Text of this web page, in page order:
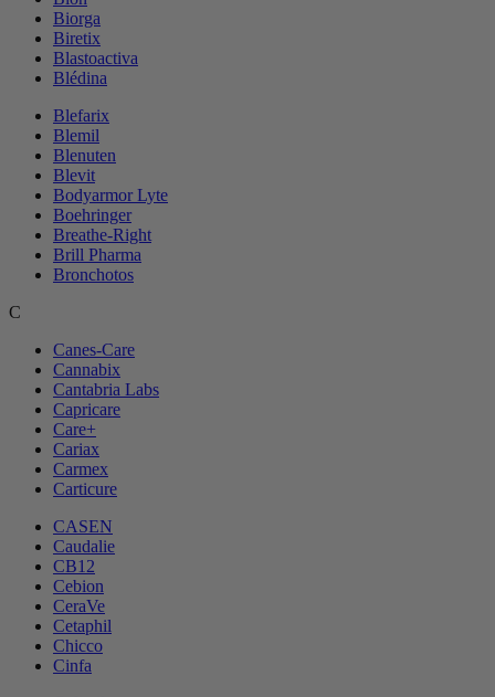
Biorga
Biretix
Blastoactiva
Blédina
Blefarix
Blemil
Blenuten
Blevit
Bodyarmor Lyte
Boehringer
Breathe-Right
Brill Pharma
Bronchotos
C
Canes-Care
Cannabix
Cantabria Labs
Capricare
Care+
Cariax
Carmex
Carticure
CASEN
Caudalie
CB12
Cebion
CeraVe
Cetaphil
Chicco
Cinfa